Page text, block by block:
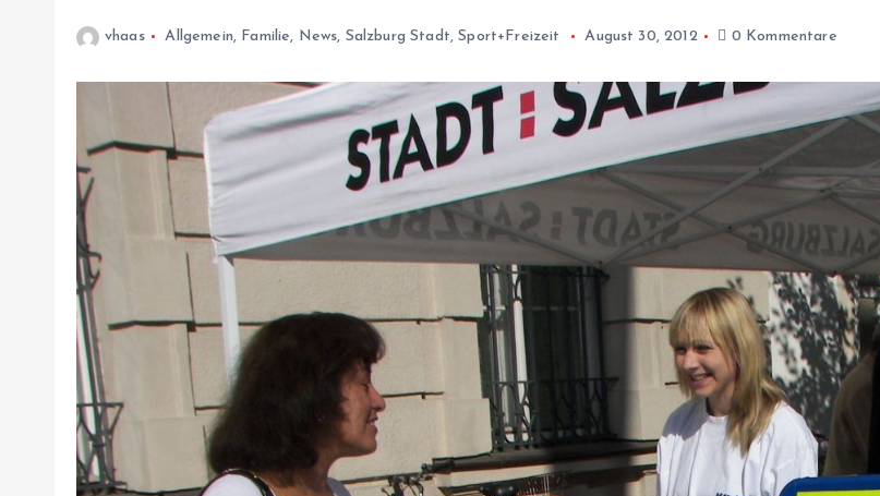
vhaas Allgemein, Familie, News, Salzburg Stadt,Sport+Freizeit August 30, 2012 0 Kommentare